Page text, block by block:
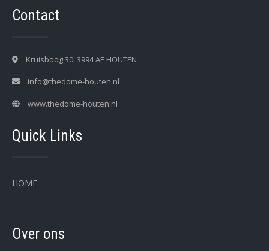
Contact
Kruisboog 30, 3994 AE HOUTEN
info@thedome-houten.nl
www.thedome-houten.nl
Quick Links
HOME
Over ons